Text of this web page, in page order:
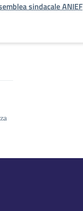
sindacale ANIEF